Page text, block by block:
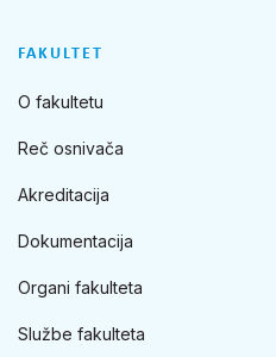
FAKULTET
O fakultetu
Reč osnivača
Akreditacija
Dokumentacija
Organi fakulteta
Službe fakulteta